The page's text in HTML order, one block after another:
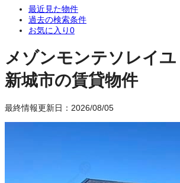
最近見た物件
過去の検索条件
お気に入り0
メゾンモンテソレイユ
新城市の賃貸物件
最終情報更新日：2026/08/05